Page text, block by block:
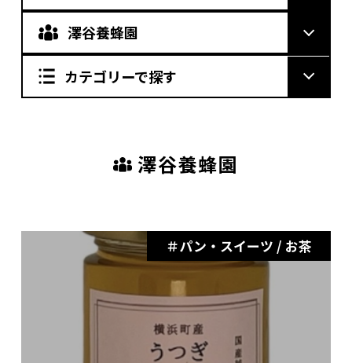
澤谷養蜂園
カテゴリーで探す
澤谷養蜂園
パン・スイーツ / お茶